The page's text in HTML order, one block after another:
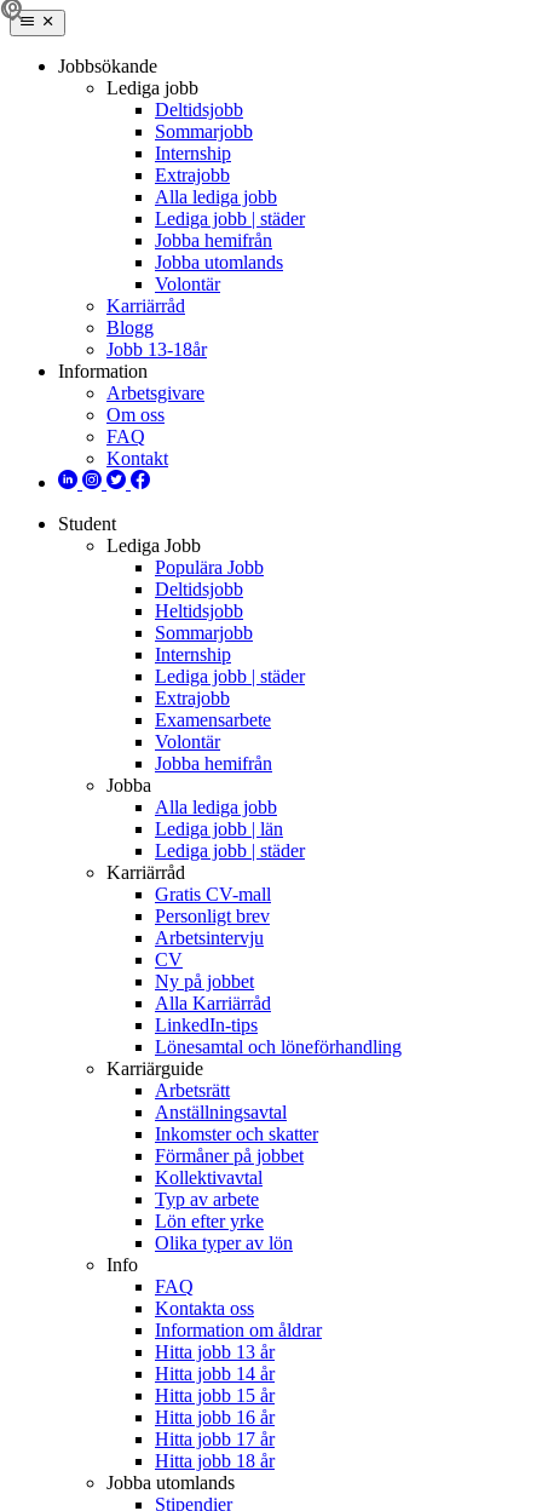
Jobbsökande
Lediga jobb
Deltidsjobb
Sommarjobb
Internship
Extrajobb
Alla lediga jobb
Lediga jobb | städer
Jobba hemifrån
Jobba utomlands
Volontär
Karriärråd
Blogg
Jobb 13-18år
Information
Arbetsgivare
Om oss
FAQ
Kontakt
Student
Lediga Jobb
Populära Jobb
Deltidsjobb
Heltidsjobb
Sommarjobb
Internship
Lediga jobb | städer
Extrajobb
Examensarbete
Volontär
Jobba hemifrån
Jobba
Alla lediga jobb
Lediga jobb | län
Lediga jobb | städer
Karriärråd
Gratis CV-mall
Personligt brev
Arbetsintervju
CV
Ny på jobbet
Alla Karriärråd
LinkedIn-tips
Lönesamtal och löneförhandling
Karriärguide
Arbetsrätt
Anställningsavtal
Inkomster och skatter
Förmåner på jobbet
Kollektivavtal
Typ av arbete
Lön efter yrke
Olika typer av lön
Info
FAQ
Kontakta oss
Information om åldrar
Hitta jobb 13 år
Hitta jobb 14 år
Hitta jobb 15 år
Hitta jobb 16 år
Hitta jobb 17 år
Hitta jobb 18 år
Jobba utomlands
Stipendier